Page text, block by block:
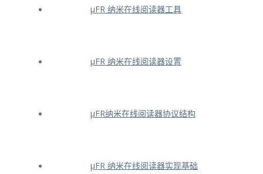
μFR 纳米在线阅读器工具
μFR 纳米在线阅读器设置
μFR纳米在线阅读器协议结构
μFR 纳米在线阅读器实现基础